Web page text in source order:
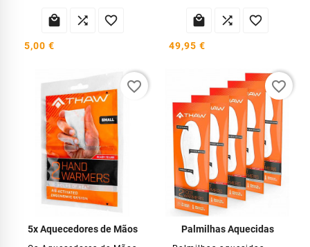
  
5,00 €
  
49,95 €
5x Aquecedores de Mãos
favorite_border
Palmilhas Aquecidas
favorite_border